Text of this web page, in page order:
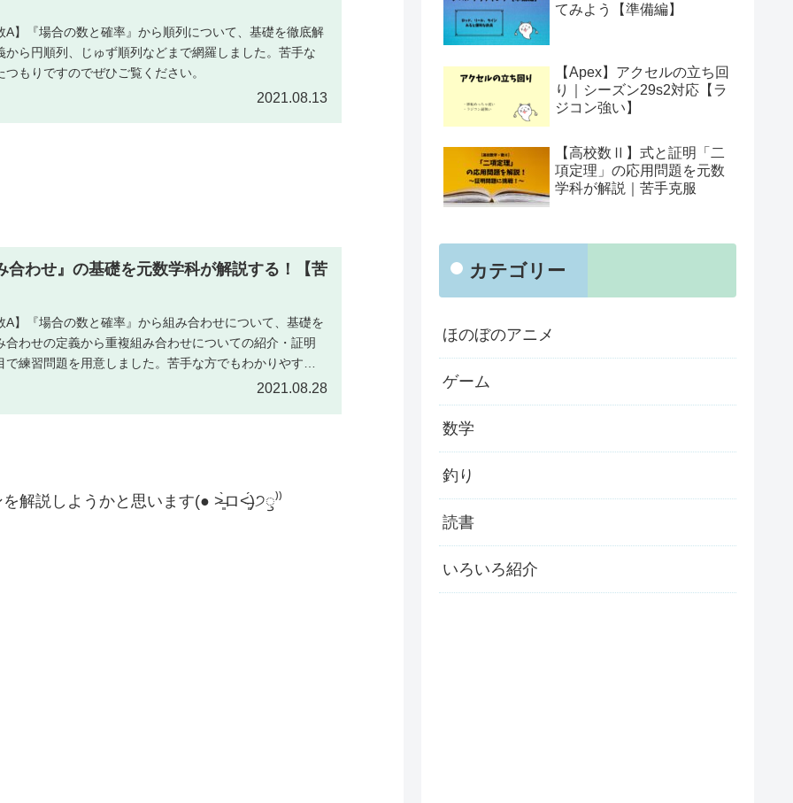
A】『場合の数と確率』から順列について、基礎を徹底解
から円順列、じゅず順列などまで網羅しました。苦手な
もりですのでぜひご覧ください。
2021.08.13
合わせ』の基礎を元数学科が解説する！【苦
A】『場合の数と確率』から組み合わせについて、基礎を
合わせの定義から重複組み合わせについての紹介・証明
で練習問題を用意しました。苦手な方でもわかりやすく
2021.08.28
解説しようかと思います(● ˃̶͈̀ロ˂̶͈́)੭ꠥ⁾⁾
てみよう【準備編】
【Apex】アクセルの立ち回
り｜シーズン29s2対応【ラ
ジコン強い】
【高校数Ⅱ】式と証明「二
項定理」の応用問題を元数
学科が解説｜苦手克服
カテゴリー
ほのぼのアニメ
ゲーム
数学
釣り
読書
いろいろ紹介